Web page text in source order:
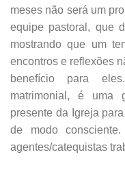
meses não será um
equipe pastoral, que
mostrando que um
encontros e reflexões
benefício para
matrimonial, é uma
presente da Igreja
de modo
agentes/catequistas